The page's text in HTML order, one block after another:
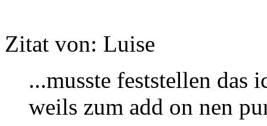
Zitat von: Luise
...musste feststellen das
weils zum add on nen